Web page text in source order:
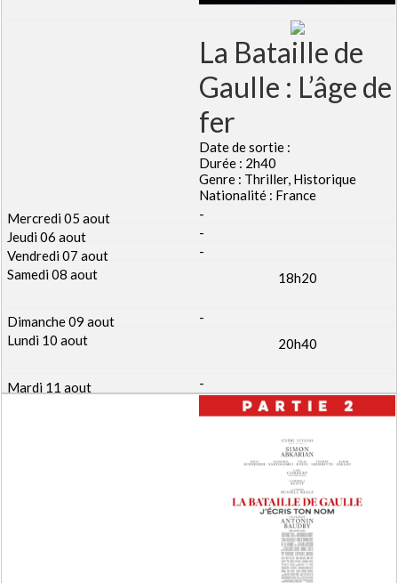
La Bataille de
Gaulle : L’âge de
fer
Date de sortie :
Durée : 2h40
Genre : Thriller, Historique
Nationalité : France
-
-
-
18h20
-
20h40
-